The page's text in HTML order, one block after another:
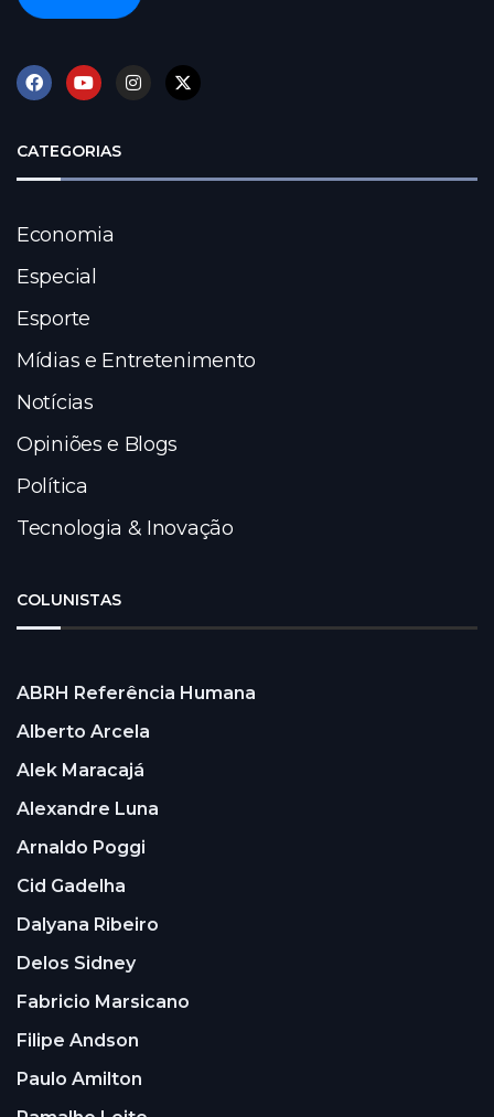
CATEGORIAS
Economia
Especial
Esporte
Mídias e Entretenimento
Notícias
Opiniões e Blogs
Política
Tecnologia & Inovação
COLUNISTAS
ABRH Referência Humana
Alberto Arcela
Alek Maracajá
Alexandre Luna
Arnaldo Poggi
Cid Gadelha
Dalyana Ribeiro
Delos Sidney
Fabricio Marsicano
Filipe Andson
Paulo Amilton